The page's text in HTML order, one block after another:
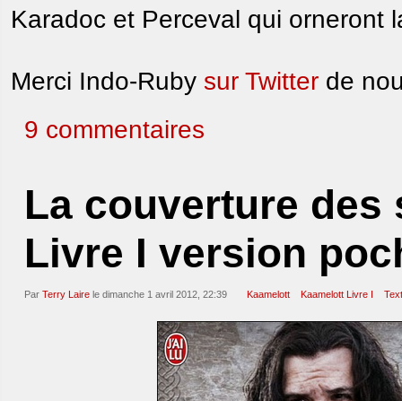
Karadoc et Perceval qui orneront
Merci Indo-Ruby sur Twitter de
9 commentaires
La couverture
Livre I version
Par Terry Laire le dimanche 1 avril 2012, 22:39 Kaamelott Kaamelott Livre I